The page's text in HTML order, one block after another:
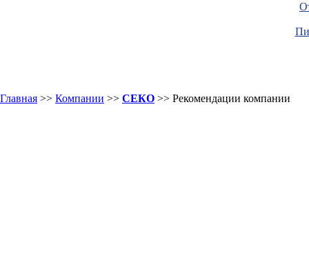
Главная >> Компании >> СЕКО >> Рекомендации компании